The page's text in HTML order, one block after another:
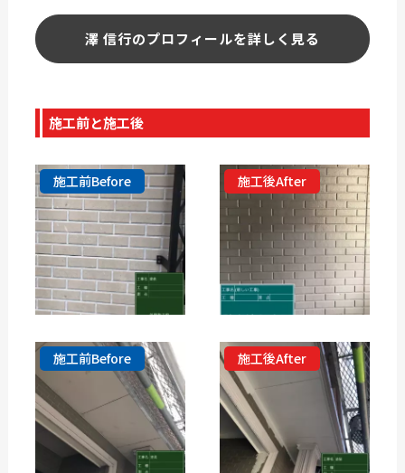
澤 信行のプロフィールを詳しく見る
施工前と施工後
施工前Before 施工後After
施工前Before 施工後After